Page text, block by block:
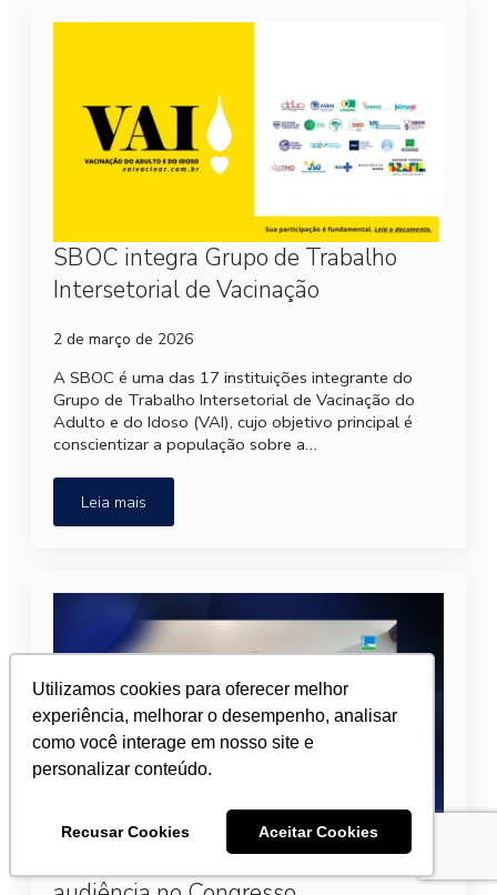
Utilizamos cookies para oferecer melhor
experiência, melhorar o desempenho, analisar
como você interage em nosso site e
personalizar conteúdo.
Recusar Cookies Aceitar Cookies
SBOC integra Grupo de Trabalho
Intersetorial de Vacinação
2 de março de 2026
A SBOC é uma das 17 instituições integrante do
Grupo de Trabalho Intersetorial de Vacinação do
Adulto e do Idoso (VAI), cujo objetivo principal é
conscientizar a população sobre a…
Leia mais
Presidente da SBOC defende
prevenção e diagnóstico precoce em